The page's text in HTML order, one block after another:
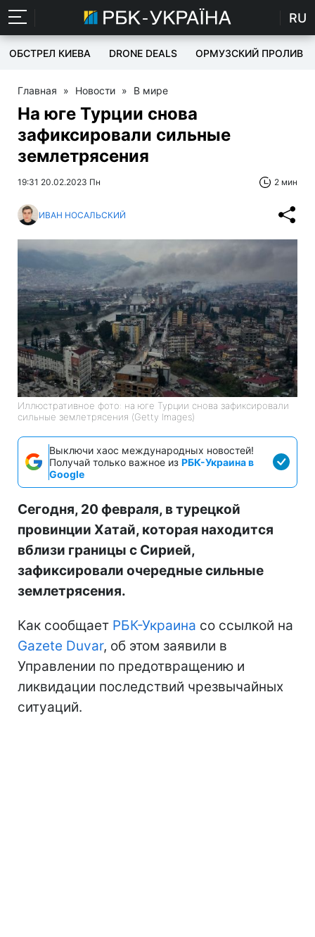
RU
ОБСТРЕЛ КИЕВА DRONE DEALS ОРМУЗСКИЙ ПРОЛИВ
Главная » Новости » В мире
На юге Турции снова
зафиксировали сильные
землетрясения
19:31 20.02.2023 Пн 2 мин
ИВАН НОСАЛЬСКИЙ
Иллюстративное фото: на юге Турции снова зафиксировали
сильные землетрясения (Getty Images)
Выключи хаос международных новостей!
Получай только важное из РБК-Украина в
Google
Сегодня, 20 февраля, в турецкой
провинции Хатай, которая находится
вблизи границы с Сирией,
зафиксировали очередные сильные
землетрясения.
Как сообщает РБК-Украина со ссылкой на
Gazete Duvar, об этом заявили в
Управлении по предотвращению и
ликвидации последствий чрезвычайных
ситуаций.